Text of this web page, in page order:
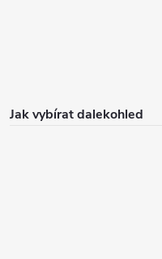
Jak vybírat dalekohled